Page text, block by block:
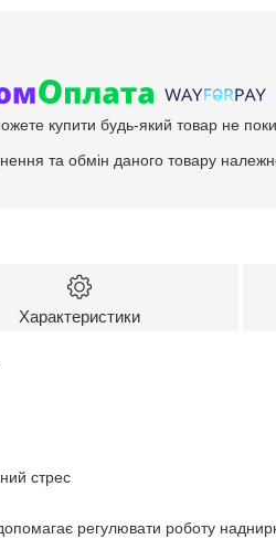
купити будь-який товар не
та обмін даного товару
Характеристики
стрес
регулювати роботу